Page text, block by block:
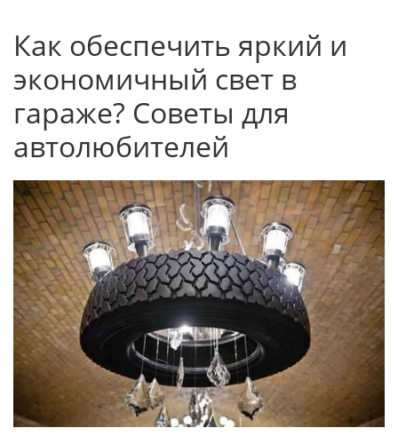
Как обеспечить яркий и
экономичный свет в
гараже? Советы для
автолюбителей